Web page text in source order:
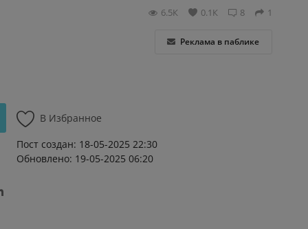
1
8
0.1К
6.5К
Реклама в паблике
В Избранное
Пост создан: 18-05-2025 22:30
Обновлено: 19-05-2025 06:20